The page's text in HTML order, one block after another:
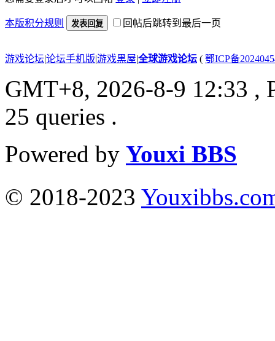
本版积分规则 发表回复 回帖后跳转到最后一页
游戏论坛|论坛手机版|游戏黑屋|全球游戏论坛 ( 鄂ICP备
GMT+8, 2026-8-9 12:33 ,
25 queries .
Powered by Youxi BBS
© 2018-2023